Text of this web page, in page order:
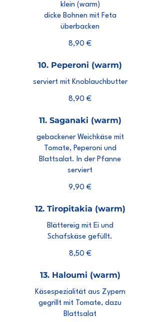
klein (warm)
dicke Bohnen mit Feta
überbacken
8,90 €
10. Peperoni (warm)
serviert mit Knoblauchbutter
8,90 €
11. Saganaki (warm)
gebackener Weichkäse mit
Tomate, Peperoni und
Blattsalat. In der Pfanne
serviert
9,90 €
12. Tiropitakia (warm)
Blättereig mit Ei und
Schafskäse gefüllt.
8,50 €
13. Haloumi (warm)
Käsespezialität aus Zypern
gegrillt mit Tomate, dazu
Blattsalat